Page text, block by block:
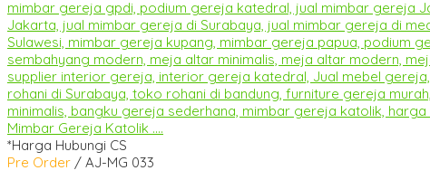
Mimbar Gereja Katolik ....
*Harga Hubungi CS
Pre Order / AJ-MG 033